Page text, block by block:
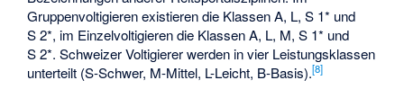
Gruppenvoltigieren existieren die Klassen A, L, S 1* und
S 2*, im Einzelvoltigieren die Klassen A, L, M, S 1* und
S 2*. Schweizer Voltigierer werden in vier Leistungsklassen
unterteilt (S-Schwer, M-Mittel, L-Leicht, B-Basis).[8]